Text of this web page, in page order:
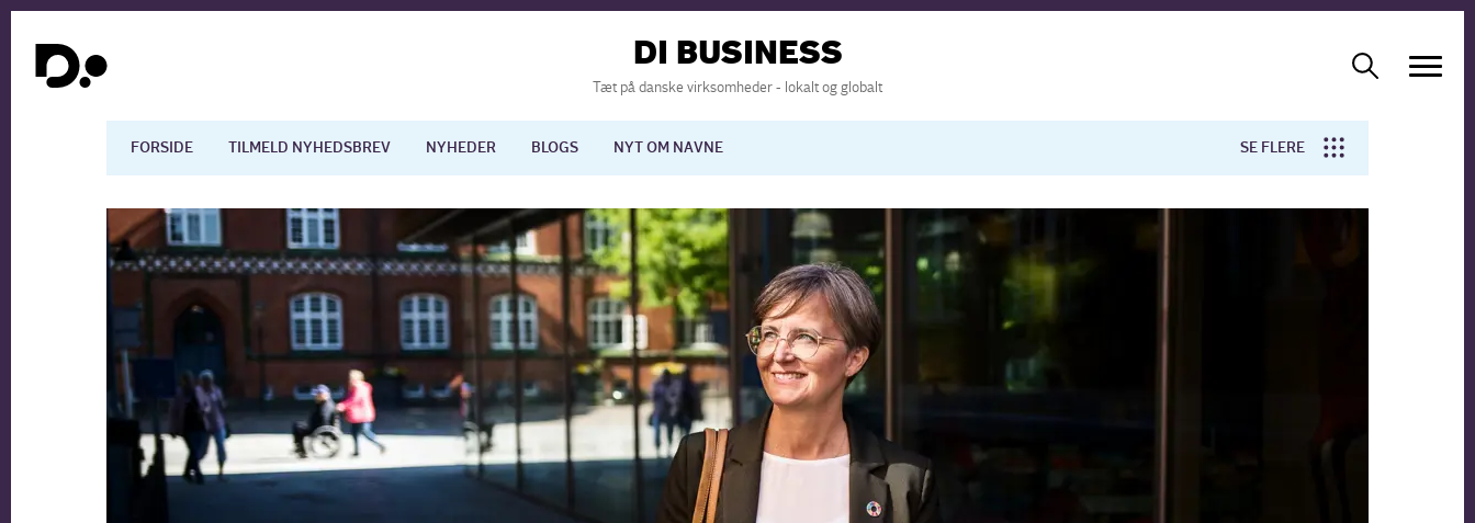
DI BUSINESS
Tæt på danske virksomheder - lokalt og globalt
FORSIDE TILMELD NYHEDSBREV NYHEDER BLOGS NYT OM NAVNE SE FLERE
Dansk økonomi Digitalisering International økonomi Arbejdsmiljø
Arbejdsmarkedet Uddannelse Europapolitik Forskning